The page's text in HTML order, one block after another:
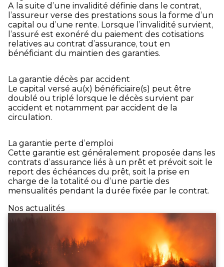
A la suite d’une invalidité définie dans le contrat,
l’assureur verse des prestations sous la forme d’un
capital ou d’une rente. Lorsque l’invalidité survient,
l’assuré est exonéré du paiement des cotisations
relatives au contrat d’assurance, tout en
bénéficiant du maintien des garanties.
La garantie décès par accident
Le capital versé au(x) bénéficiaire(s) peut être
doublé ou triplé lorsque le décès survient par
accident et notamment par accident de la
circulation.
La garantie perte d’emploi
Cette garantie est généralement proposée dans les
contrats d’assurance liés à un prêt et prévoit soit le
report des échéances du prêt, soit la prise en
charge de la totalité ou d’une partie des
mensualités pendant la durée fixée par le contrat.
Nos actualités